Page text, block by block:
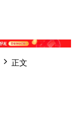
正文